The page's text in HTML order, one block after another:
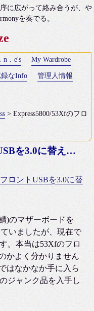
に広がって絡み合うが、や
を奏でる。
n．e's My Wardrobe
なInfo 管理人情報
> Express5800/53Xfのフロ
Express5800/53XfのフロントUSBを3.0に替えました。
フロントUSBを3.0に替
)のマザーボードを
ていましたが、現在で
。本当は53Xfのフロ
かよく分かりません
はなかなか手に入ら
ジャンク品を入手し